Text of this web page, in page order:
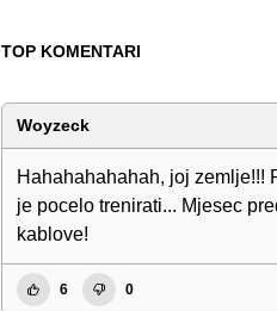
TOP KOMENTARI
Woyzeck
Hahahahahahah, joj zemlje!!!
je pocelo trenirati... Mjesec
kablove!
6 0